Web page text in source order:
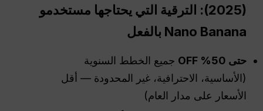
(2025): الترقية التي يحتاجها مستخدمو
Nano Banana بالفعل
حتى 50% OFF
جميع الخطط السنوية
(الأساسية، الاحترافية، غير المحدودة — أقل
الأسعار على مدار العام)